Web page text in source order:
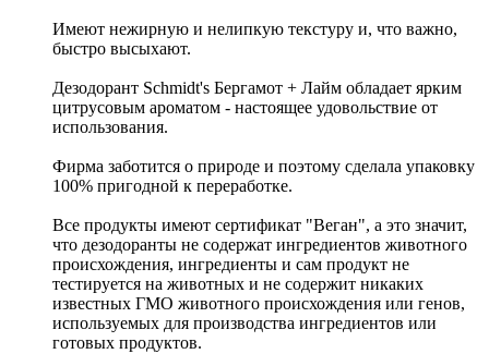
Имеют нежирную и нелипкую текстуру и, что важно,
быстро высыхают.
Дезодорант Schmidt's Бергамот + Лайм обладает ярким
цитрусовым ароматом - настоящее удовольствие от
использования.
Фирма заботится о природе и поэтому сделала упаковку
100% пригодной к переработке.
Все продукты имеют сертификат "Веган", а это значит,
что дезодоранты не содержат ингредиентов животного
происхождения, ингредиенты и сам продукт не
тестируется на животных и не содержит никаких
известных ГМО животного происхождения или генов,
используемых для производства ингредиентов или
готовых продуктов.